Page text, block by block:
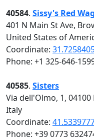
40584. Sissy's Red
401 N Main St Ave,
United States of
Coordinate:
Phone: +1 325-646-
40585. Sisters
Via dell'Olmo, 1, 04100
Italy
Coordinate:
Phone: +39 0773